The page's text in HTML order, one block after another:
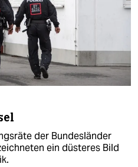
der Bundesländer
ein düsteres Bild